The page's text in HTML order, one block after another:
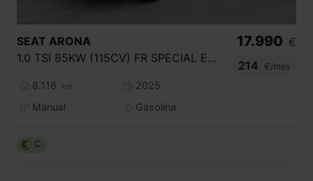
SEAT ARONA
1.0 TSI 85KW (115CV) FR SPECIAL EDITION
8.116 km
2025
Manual
Gasolina
17.990 €
214
€/mes
C